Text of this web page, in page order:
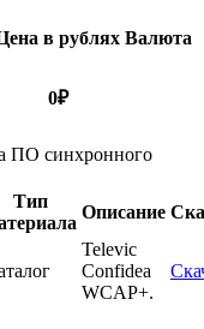
в рублях Валюта
0₽
ПО синхронного
Тип
Описание
Televic
Confidea
WCAP+.